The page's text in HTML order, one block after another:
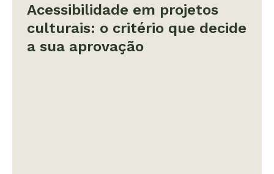
Acessibilidade em projetos
culturais: o critério que decide
a sua aprovação